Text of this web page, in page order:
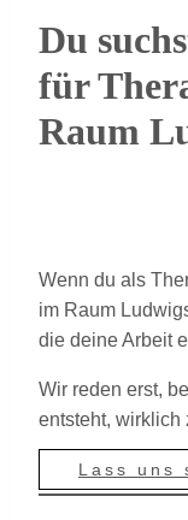
Du
für
Raum
Wenn du als
im Raum
die deine Arbeit
Wir reden erst,
entsteht, wirklich
Lass uns